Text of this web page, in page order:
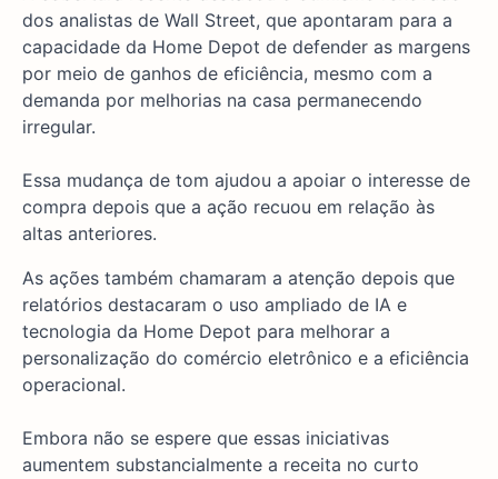
dos analistas de Wall Street, que apontaram para a
capacidade da Home Depot de defender as margens
por meio de ganhos de eficiência, mesmo com a
demanda por melhorias na casa permanecendo
irregular.
Essa mudança de tom ajudou a apoiar o interesse de
compra depois que a ação recuou em relação às
altas anteriores.
As ações também chamaram a atenção depois que
relatórios destacaram o uso ampliado de IA e
tecnologia da Home Depot para melhorar a
personalização do comércio eletrônico e a eficiência
operacional.
Embora não se espere que essas iniciativas
aumentem substancialmente a receita no curto